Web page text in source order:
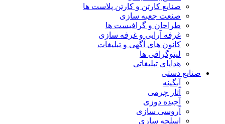
صنایع کارتن و کارتن پلاست ها
صنعت جعبه سازی
طراحان و گرافیست ها
غرفه آرایی و غرفه سازی
کانون های آگهی و تبلیغات
لیتوگرافی ها
هدایای تبلیغاتی
صنایع دستی
آبگینه
آثار چرمی
آجیده دوزی
آروسی سازی
اسلحه سازی